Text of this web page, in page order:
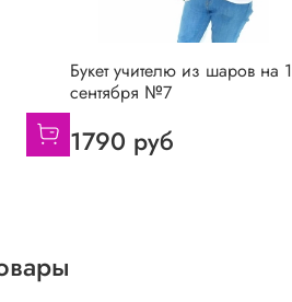
Букет учителю из шаров на 1
сентября №7
1790 руб